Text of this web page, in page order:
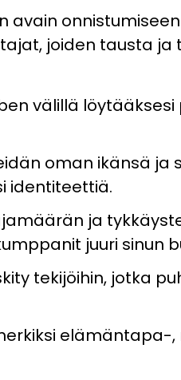
joiden tausta
välillä
oman ikänsä ja
identiteettiä.
ja
juuri sinun
tekijöihin, jotka
elämäntapa-